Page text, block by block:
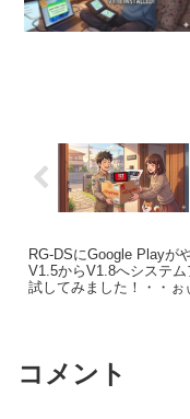
RG-DSにGoogle Playが
V1.5からV1.8へシステ
試してみました！・・
コメント